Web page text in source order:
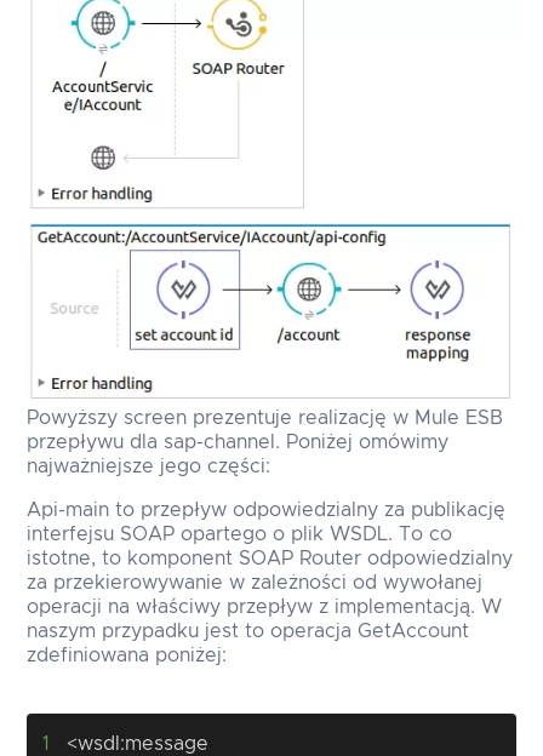
Powyższy screen prezentuje realizację w Mule ESB
przepływu dla sap-channel. Poniżej omówimy
najważniejsze jego części:
Api-main to przepływ odpowiedzialny za publikację
interfejsu SOAP opartego o plik WSDL. To co
istotne, to komponent SOAP Router odpowiedzialny
za przekierowywanie w zależności od wywołanej
operacji na właściwy przepływ z implementacją. W
naszym przypadku jest to operacja GetAccount
zdefiniowana poniżej:
1
<wsdl:message